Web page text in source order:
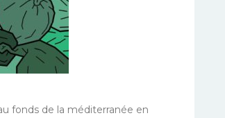
fonds de la méditerranée en